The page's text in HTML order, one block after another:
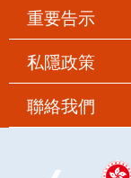
重要告示
私隱政策
聯絡我們